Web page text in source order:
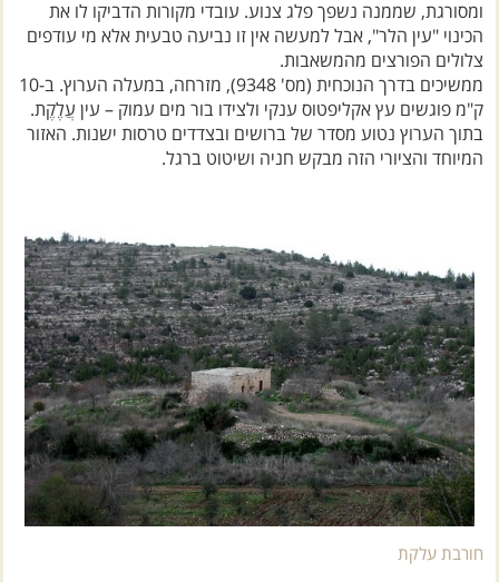
ומסורגת, שממנה נשפך פלג צנוע. עובדי מקורות הדביקו לו את
הכינוי "עין הלר", אבל למעשה אין זו נביעה טבעית אלא מי עודפים
צלולים הפורצים מהמשאבות.
ממשיכים בדרך הנוכחית (מס' 9348), מזרחה, במעלה הערוץ. ב-10
ק"מ פוגשים עץ אקליפטוס ענקי ולצידו בור מים עמוק – עין עֲלֶקֶת.
בתוך הערוץ נטוע מסדר של ברושים ובצדדים טרסות ישנות. האזור
המיוחד והציורי הזה מבקש חניה ושיטוט ברגל.
חורבת עלקת